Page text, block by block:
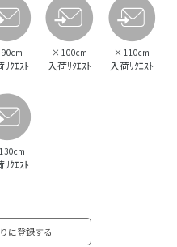
90cm
ﾘｸｴｽﾄ
× 100cm
入荷ﾘｸｴｽﾄ
× 110cm
入荷ﾘｸｴｽﾄ
130cm
ﾘｸｴｽﾄ
に登録する